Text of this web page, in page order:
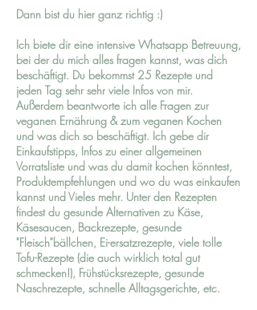
Dann bist du hier ganz richtig :)
Ich biete dir eine intensive Whatsapp Betreuung,
bei der du mich alles fragen kannst, was dich
beschäftigt. Du bekommst 25 Rezepte und
jeden Tag sehr sehr viele Infos von mir.
Außerdem beantworte ich alle Fragen zur
veganen Ernährung & zum veganen Kochen
und was dich so beschäftigt. Ich gebe dir
Einkaufstipps, Infos zu einer allgemeinen
Vorratsliste und was du damit kochen könntest,
Produktempfehlungen und wo du was einkaufen
kannst und Vieles mehr. Unter den Rezepten
findest du gesunde Alternativen zu Käse,
Käsesaucen, Backrezepte, gesunde
"Fleisch"bällchen, Ei-ersatzrezepte, viele tolle
Tofu-Rezepte (die auch wirklich total gut
schmecken!), Frühstücksrezepte, gesunde
Naschrezepte, schnelle Alltagsgerichte, etc.